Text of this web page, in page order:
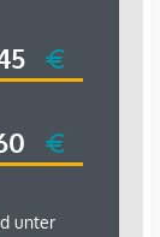
und